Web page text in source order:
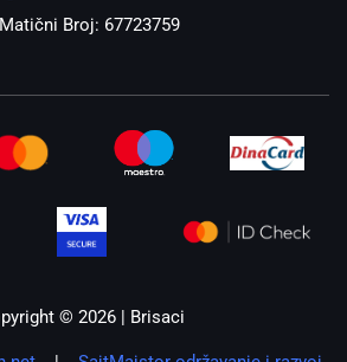
Matični Broj: 67723759
© 2026 | Brisaci